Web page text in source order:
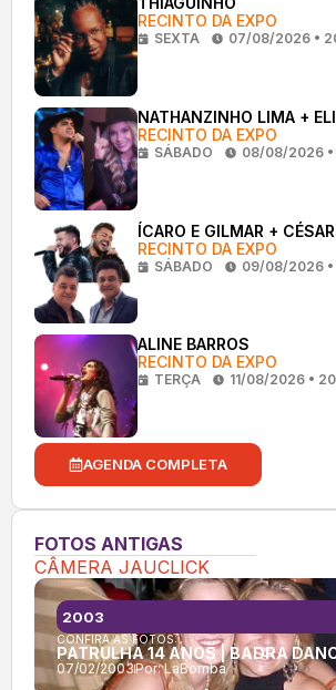
RECINTO DA EXPO
SEXTA 07/08/2026 •
NATHANZINHO LIMA +
RECINTO DA EXPO
SÁBADO 08/08/2026
ÍCARO E GILMAR +
RECINTO DA EXPO
SÁBADO 09/08/2026
ALINE BARROS
RECINTO DA EXPO
TERÇA 11/08/2026 •
AGENDA COMPLETA
FOTOS ANTIGAS
CÂMERA JAUCLICK
CONFIRA AS FOTOS:
PATRULHA 14 ANOS | BADRA
07/02/2003Por:LaBomba
2003